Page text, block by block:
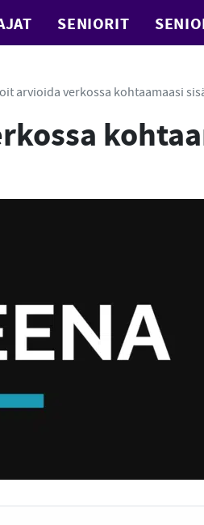
SENIORIT
arvioida verkossa kohtaamaasi